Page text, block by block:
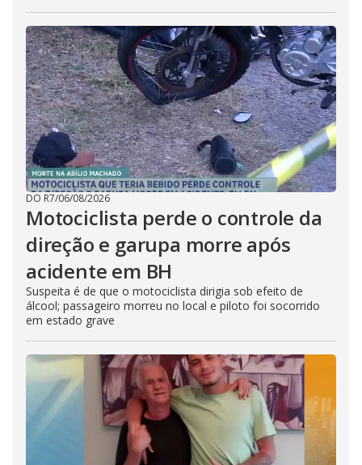
DO R7/06/08/2026
Motociclista perde o controle da
direção e garupa morre após
acidente em BH
Suspeita é de que o motociclista dirigia sob efeito de
álcool; passageiro morreu no local e piloto foi socorrido
em estado grave